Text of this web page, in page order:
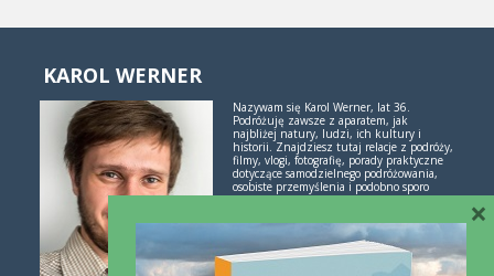
KAROL WERNER
Nazywam się Karol Werner, lat 36.
Podróżuję zawsze z aparatem, jak
najbliżej natury, ludzi, ich kultury i
historii. Znajdziesz tutaj relacje z podróży,
filmy, vlogi, fotografię, porady praktyczne
dotyczące samodzielnego podróżowania,
osobiste przemyślenia i podobno sporo
inspiracji. Jeśli lubisz świetne historie i
polubimy się!
Więcej o mnie i blogu
×